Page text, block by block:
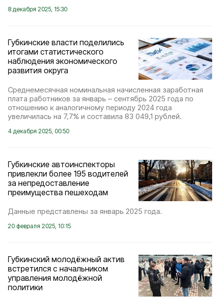
8 декабря 2025, 15:30
Губкинские власти поделились
итогами статистического
наблюдения экономического
развития округа
Среднемесячная номинальная начисленная заработная
плата работников за январь – сентябрь 2025 года по
отношению к аналогичному периоду 2024 года
увеличилась на 7,7% и составила 83 049,1 рублей.
4 декабря 2025, 00:50
Губкинские автоинспекторы
привлекли более 195 водителей
за непредоставление
преимущества пешеходам
Данные представлены за январь 2025 года.
20 февраля 2025, 10:15
Губкинский молодёжный актив
встретился с начальником
управления молодёжной
политики